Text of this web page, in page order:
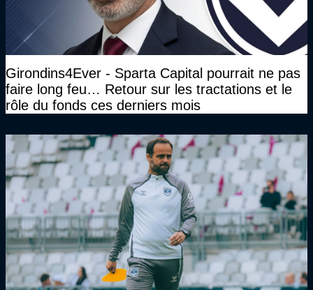
Girondins4Ever - Sparta Capital pourrait ne pas
faire long feu… Retour sur les tractations et le
rôle du fonds ces derniers mois